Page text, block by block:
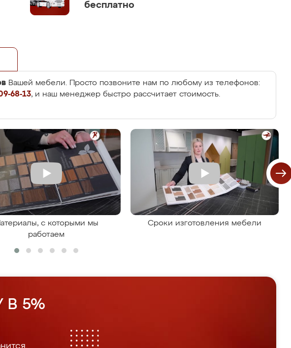
бесплатно
Вашей мебели. Просто позвоните нам по любому из телефонов:
68-13, и наш менеджер быстро рассчитает стоимость.
с которыми мы
работаем
Сроки изготовления мебели
5%